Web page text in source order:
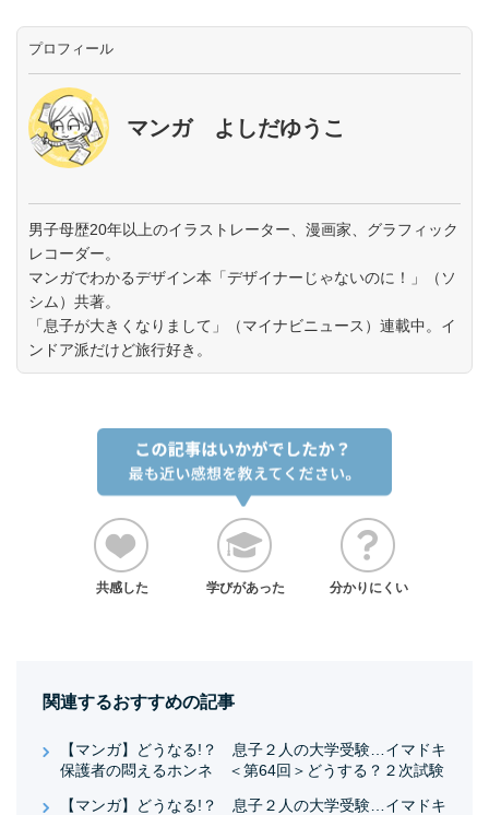
プロフィール
マンガ よしだゆうこ
男子母歴20年以上のイラストレーター、漫画家、グラフィック
レコーダー。
マンガでわかるデザイン本「デザイナーじゃないのに！」（ソ
シム）共著。
「息子が大きくなりまして」（マイナビニュース）連載中。イ
ンドア派だけど旅行好き。
共感した 学びがあった 分かりにくい
関連するおすすめの記事
【マンガ】どうなる!？ 息子２人の大学受験…イマドキ
保護者の悶えるホンネ ＜第64回＞どうする？２次試験
【マンガ】どうなる!？ 息子２人の大学受験…イマドキ